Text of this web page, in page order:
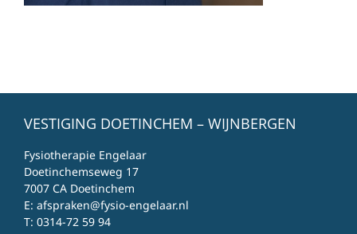
VESTIGING DOETINCHEM – WIJNBERGEN
Fysiotherapie Engelaar
Doetinchemseweg 17
7007 CA Doetinchem
E: afspraken@fysio-engelaar.nl
T: 0314-72 59 94